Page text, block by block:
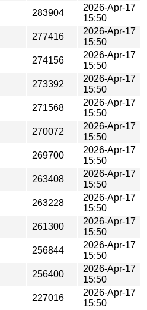
283904
2026-Apr-17
15:50
277416
2026-Apr-17
15:50
274156
2026-Apr-17
15:50
273392
2026-Apr-17
15:50
271568
2026-Apr-17
15:50
270072
2026-Apr-17
15:50
269700
2026-Apr-17
15:50
263408
2026-Apr-17
15:50
263228
2026-Apr-17
15:50
261300
2026-Apr-17
15:50
256844
2026-Apr-17
15:50
256400
2026-Apr-17
15:50
227016
2026-Apr-17
15:50